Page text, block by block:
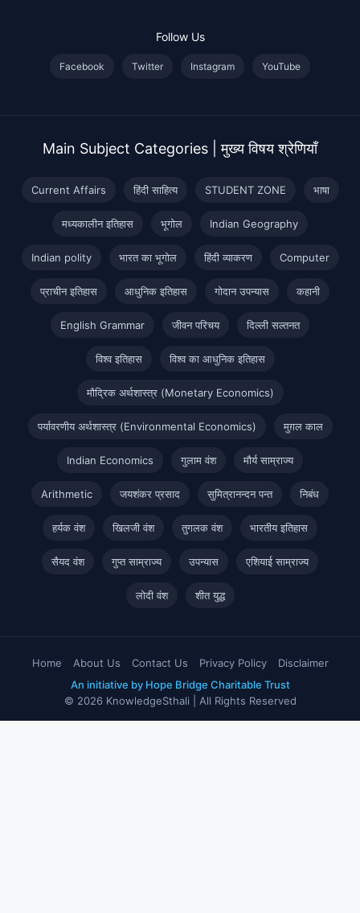
Follow Us
Facebook Twitter Instagram YouTube
Main Subject Categories | मुख्य विषय श्रेणियाँ
Current Affairs हिंदी साहित्य STUDENT ZONE भाषा
मध्यकालीन इतिहास भूगोल Indian Geography
Indian polity भारत का भूगोल हिंदी व्याकरण Computer
प्राचीन इतिहास आधुनिक इतिहास गोदान उपन्यास कहानी
English Grammar जीवन परिचय दिल्ली सल्तनत
विश्व इतिहास विश्व का आधुनिक इतिहास
मौद्रिक अर्थशास्त्र (Monetary Economics)
पर्यावरणीय अर्थशास्त्र (Environmental Economics) मुग़ल काल
Indian Economics गुलाम वंश मौर्य साम्राज्य
Arithmetic जयशंकर प्रसाद सुमित्रानन्दन पन्त निबंध
हर्यक वंश खिलजी वंश तुगलक वंश भारतीय इतिहास
सैयद वंश गुप्त साम्राज्य उपन्यास एशियाई साम्राज्य
लोदी वंश शीत युद्ध
Home About Us Contact Us Privacy Policy
Disclaimer
An initiative by Hope Bridge Charitable Trust
© 2026 KnowledgeSthali | All Rights Reserved